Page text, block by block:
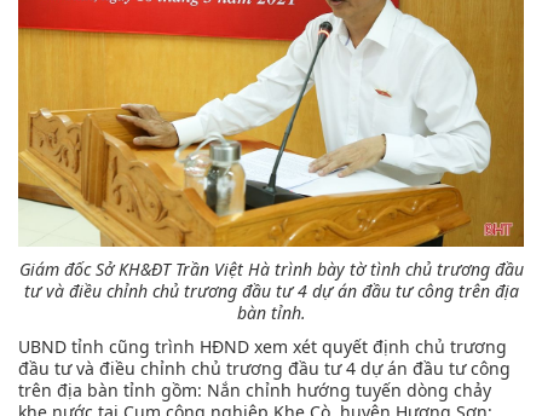
Giám đốc Sở KH&ĐT Trần Việt Hà trình bày tờ tình chủ trương đầu
tư và điều chỉnh chủ trương đầu tư 4 dự án đầu tư công trên địa
bàn tỉnh.
UBND tỉnh cũng trình HĐND xem xét quyết định chủ trương
đầu tư và điều chỉnh chủ trương đầu tư 4 dự án đầu tư công
trên địa bàn tỉnh gồm: Nắn chỉnh hướng tuyến dòng chảy